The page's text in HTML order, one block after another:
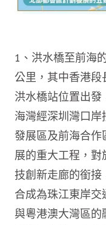
1、洪水橋至前海
公里，其中香港
洪水橋站位置出
海灣經深圳灣口
發展區及前海合
展的重大工程，
技創新走廊的銜
合成為珠江東岸
與粵港澳大灣區的